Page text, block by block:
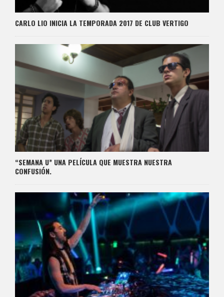
CARLO LIO INICIA LA TEMPORADA 2017 DE CLUB VERTIGO
“SEMANA U” UNA PELÍCULA QUE MUESTRA NUESTRA
CONFUSIÓN.